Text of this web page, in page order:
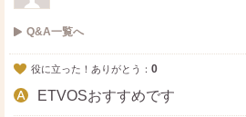
Q&A一覧へ
役に立った！ありがとう： 0
ETVOSおすすめです